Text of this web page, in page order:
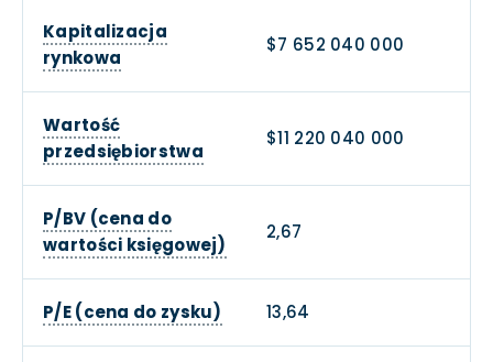
Kapitalizacja
rynkowa
$7 652 040 000
Wartość
przedsiębiorstwa
$11 220 040 000
P/BV (cena do
wartości księgowej)
2,67
P/E (cena do zysku) 13,64